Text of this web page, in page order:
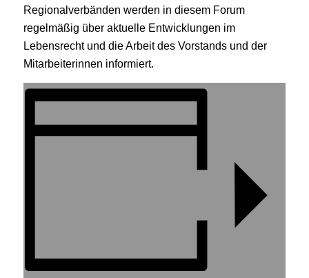
Regionalverbänden werden in diesem Forum
regelmäßig über aktuelle Entwicklungen im
Lebensrecht und die Arbeit des Vorstands und der
Mitarbeiterinnen informiert.